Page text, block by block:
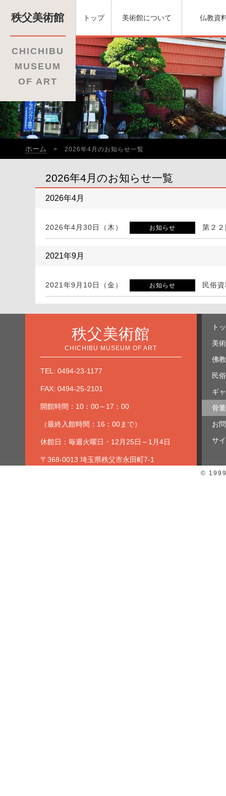
秩父美術館
CHICHIBU
MUSEUM
OF ART
トップ 美術館について 仏教資
ホーム 2026年4月のお知らせ一覧
2026年4月のお知らせ一覧
2026年4月
2026年4月30日（木） お知らせ 第２
2021年9月
2021年9月10日（金） お知らせ 民俗
秩父美術館
CHICHIBU MUSEUM OF ART
TEL: 0494-23-1177
FAX: 0494-25-2101
開館時間：10：00～17：00
（最終入館時間：16：00まで）
休館日：毎週火曜日・12月25日～1月4日
〒368-0013 埼玉県秩父市永田町7-1
ト
美
佛
民
ギ
骨
お
サ
©